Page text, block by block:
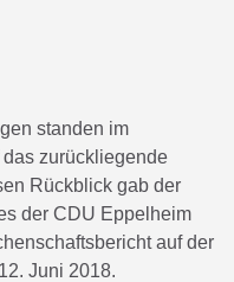
standen im
zurückliegende
Rückblick gab der
der CDU Eppelheim
auf der
Juni 2018.